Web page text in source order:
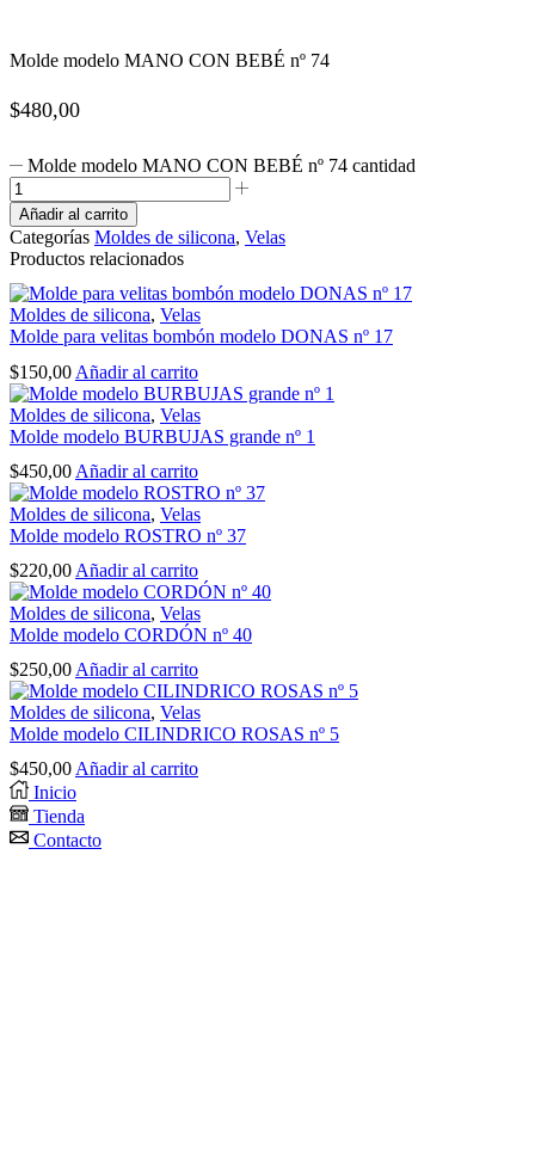
Molde modelo MANO CON BEBÉ nº 74
$480,00
Molde modelo MANO CON BEBÉ nº 74 cantidad
Añadir al carrito
Categorías Moldes de silicona, Velas
Productos relacionados
Moldes de silicona, Velas
Molde para velitas bombón modelo DONAS nº 17
$150,00 Añadir al carrito
Moldes de silicona, Velas
Molde modelo BURBUJAS grande nº 1
$450,00 Añadir al carrito
Moldes de silicona, Velas
Molde modelo ROSTRO nº 37
$220,00 Añadir al carrito
Moldes de silicona, Velas
Molde modelo CORDÓN nº 40
$250,00 Añadir al carrito
Moldes de silicona, Velas
Molde modelo CILINDRICO ROSAS nº 5
$450,00Añadir al carrito
Inicio
Tienda
Contacto